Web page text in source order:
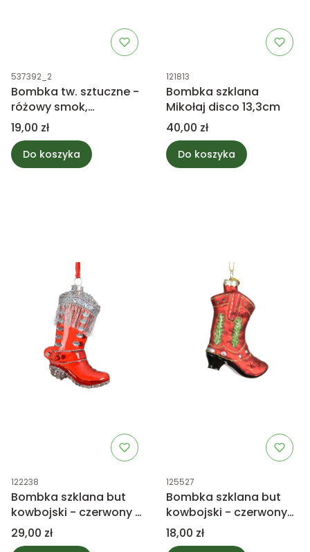
Kod produktu
537392_2
Bombka tw. sztuczne -
różowy smok,
brokatowy 10cm
Cena
19,00 zł
Do koszyka
Kod produktu
121813
Bombka szklana
Mikołaj disco 13,3cm
Cena
40,00 zł
Do koszyka
Kod produktu
122238
Bombka szklana but
kowbojski - czerwony z
błyskiem
Cena
29,00 zł
Kod produktu
125527
Bombka szklana but
kowbojski - czerwony
10cm
Cena
18,00 zł